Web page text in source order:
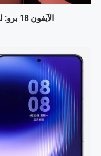
الآيفون 18 برو: لونٌ جديد يلوّن المستقبل.